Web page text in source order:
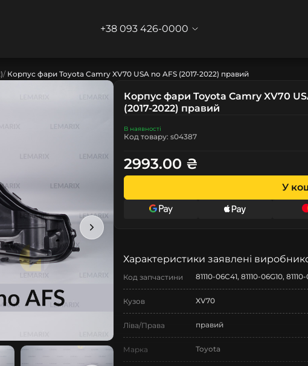
+38 093 426-0000
Корпус фари Toyota Camry XV70 USA no AFS (2017-2022) правий
Корпус фари Toyota Camry XV70
(2017-2022) правий
В наявності
Код товару: s04387
2993.00 ₴
У
Характеристики заявлені
Код запчастини 81110-06C41, 81110-06G10,
Кузов XV70
Ліва/Права правий
Марка Toyota